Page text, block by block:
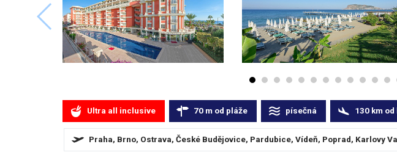
Ultra all inclusive 70 m od pláže písečná 130 km od
Praha, Brno, Ostrava, České Budějovice, Pardubice, Vídeň, Poprad, Karlovy